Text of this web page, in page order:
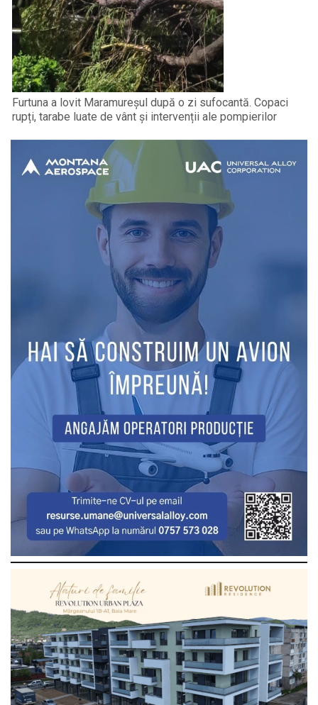
Furtuna a lovit Maramureșul după o zi sufocantă. Copaci
rupți, tarabe luate de vânt și intervenții ale pompierilor